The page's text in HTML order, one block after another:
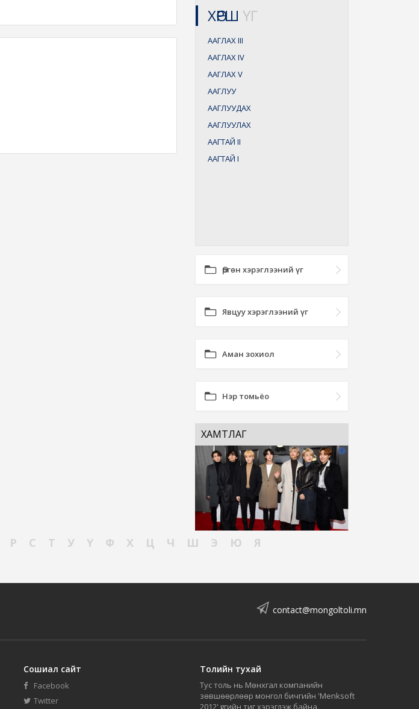
ХӨРШ ҮГ
ААГЛАХIII
ААГЛАХIV
ААГЛАХV
ААГЛУУ
ААГЛУУДАХ
ААГЛУУЛАХ
ААГТАЙ II
ААГТАЙ I
Өргөн хэрэглээний үг
Явцуу хэрэглээний үг
Аман зохиол
Нэр томьёо
ХАМТЛАГ
Р С Т У Ү Ф Х Ц Ч Ш Э Ю Я
contact@mongoltoli.mn
Сошиал сайт
Facebook
Twitter
Толийн тухай
Тус толь нь Мөнхгал компанийн
зөвшөөрлөөр монгол бичгийн 'Menksoft
2012' үсгийн тиг хэрэглэж байна.